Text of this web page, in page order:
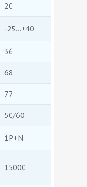
20
-25...+40
36
68
77
50/60
1Р+N
15000